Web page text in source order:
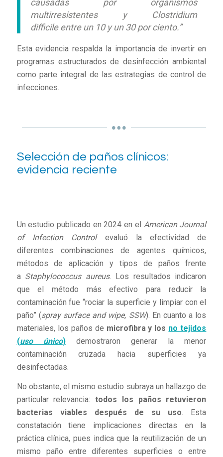
multirresistentes y Clostridium
difficile entre un 10 y un 30 por ciento.”
Esta evidencia respalda la importancia de invertir en
programas estructurados de desinfección ambiental
como parte integral de las estrategias de control de
infecciones.
Selección de paños clínicos:
evidencia reciente
Un estudio publicado en 2024 en el American Journal
of Infection Controlevaluó la efectividad de
diferentes combinaciones de agentes químicos,
métodos de aplicación y tipos de paños frente
a Staphylococcus aureus. Los resultados indicaron
que el método más efectivo para reducir la
contaminación fue “rociar la superficie y limpiar con el
paño” (spray surface and wipe, SSW). En cuanto a los
materiales, los paños de microfibra y los no tejidos
(uso único)demostraron generar la menor
contaminación cruzada hacia superficies ya
desinfectadas.
No obstante, el mismo estudio subraya un hallazgo de
particular relevancia:todos los paños retuvieron
bacterias viables después de su uso. Esta
constatación tiene implicaciones directas en la
práctica clínica, pues indica que la reutilización de un
mismo paño entre diferentes superficies o entre